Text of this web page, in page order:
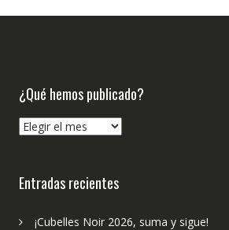
¿Qué hemos publicado?
¿Qué
Entradas recientes
¡Cubelles Noir 2026, suma y sigue!